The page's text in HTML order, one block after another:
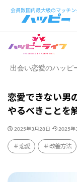
出会い恋愛のハッピ
恋愛できない男
やるべきことを
2025年3月28日 2025年
恋愛 改善方法